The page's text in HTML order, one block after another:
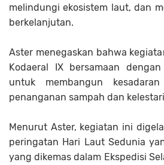
melindungi ekosistem laut, dan
berkelanjutan.
Aster menegaskan bahwa
Kodaeral IX bersamaan
untuk membangun
penanganan sampah dan
Menurut Aster, kegiatan ini
peringatan Hari Laut Sedunia
yang dikemas dalam Ekspedisi